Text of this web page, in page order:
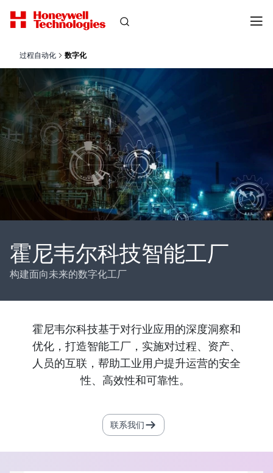
过程自动化 数字化
霍尼韦尔科技智能工厂
构建面向未来的数字化工厂
霍尼韦尔科技基于对行业应用的深度洞察和
优化，打造智能工厂，实施对过程、资产、
人员的互联，帮助工业用户提升运营的安全
性、高效性和可靠性。
联系我们